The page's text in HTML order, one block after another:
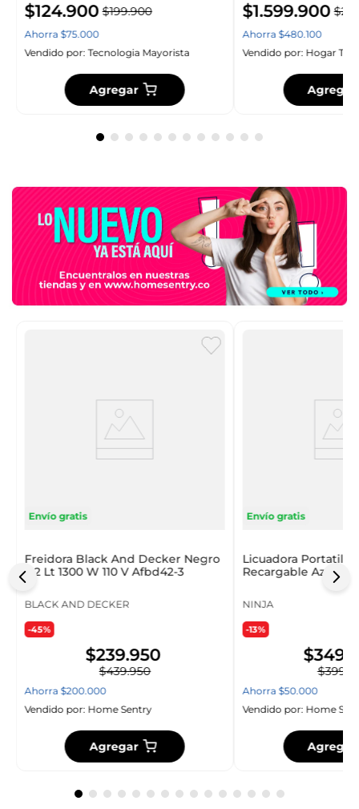
$124.900 $199.900
Ahorra $75.000
Vendido por:Tecnologia Mayorista
Agregar
$1.599.900 $2
Ahorra$480.100
Vendido por:Hogar
Agregar
Envío gratis
Freidora Black And Decker Negro
4.2 Lt 1300 W 110 V Afbd42-3
BLACK AND DECKER
-45%
$239.950
$439.950
Ahorra $200.000
Vendido por: Home Sentry
Agregar
Envío gratis
Licuadora Portatil
Recargable Azul
NINJA
-13%
$349
$399
Ahorra$50.000
Vendido por:Home
Agregar